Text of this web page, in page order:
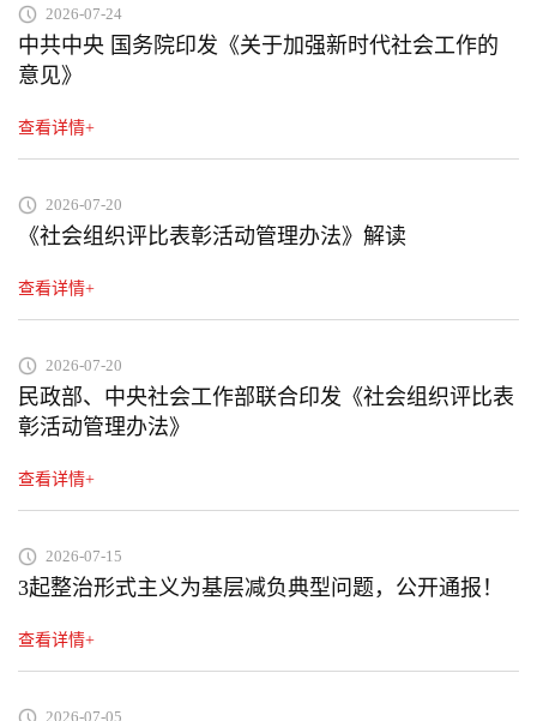
2026-07-24
中共中央 国务院印发《关于加强新时代社会工作的
意见》
查看详情+
2026-07-20
《社会组织评比表彰活动管理办法》解读
查看详情+
2026-07-20
民政部、中央社会工作部联合印发《社会组织评比表
彰活动管理办法》
查看详情+
2026-07-15
3起整治形式主义为基层减负典型问题，公开通报！
查看详情+
2026-07-05